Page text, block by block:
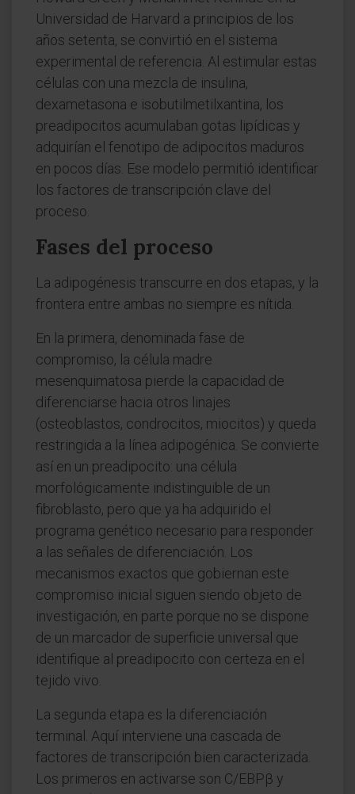
Universidad de Harvard a principios de los
años setenta, se convirtió en el sistema
experimental de referencia. Al estimular estas
células con una mezcla de insulina,
dexametasona e isobutilmetilxantina, los
preadipocitos acumulaban gotas lipídicas y
adquirían el fenotipo de adipocitos maduros
en pocos días. Ese modelo permitió identificar
los factores de transcripción clave del
proceso.
Fases del proceso
La adipogénesis transcurre en dos etapas, y la
frontera entre ambas no siempre es nítida.
En la primera, denominada fase de
compromiso, la célula madre
mesenquimatosa pierde la capacidad de
diferenciarse hacia otros linajes
(osteoblastos, condrocitos, miocitos) y queda
restringida a la línea adipogénica. Se convierte
así en un preadipocito: una célula
morfológicamente indistinguible de un
fibroblasto, pero que ya ha adquirido el
programa genético necesario para responder
a las señales de diferenciación. Los
mecanismos exactos que gobiernan este
compromiso inicial siguen siendo objeto de
investigación, en parte porque no se dispone
de un marcador de superficie universal que
identifique al preadipocito con certeza en el
tejido vivo.
La segunda etapa es la diferenciación
terminal. Aquí interviene una cascada de
factores de transcripción bien caracterizada.
Los primeros en activarse son C/EBPβ y